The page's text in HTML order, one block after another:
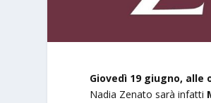
Giovedì 19 giugno, alle
Nadia Zenato sarà infatti